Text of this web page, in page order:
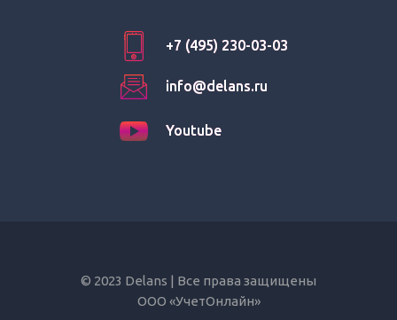
+7 (495) 230-03-03
info@delans.ru
Youtube
+7 (495) 230-03-03
info@delans.ru
Youtube
© 2023 Delans | Все права защищены
ООО «УчетОнлайн»